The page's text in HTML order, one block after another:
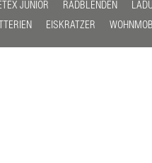
JUNIOR RADBLENDEN
EISKRATZER